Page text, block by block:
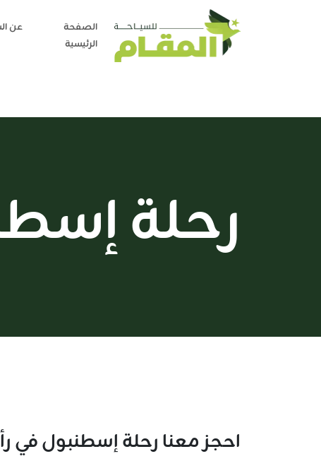
الصفحة
الرئيسية
عن
رحلة
احجز معنا رحلة إسطنبول في